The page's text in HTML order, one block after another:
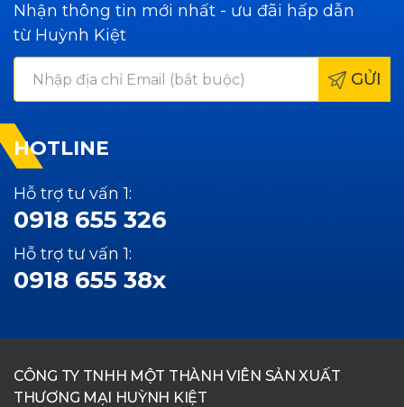
Nhận thông tin mới nhất - ưu đãi hấp dẫn
từ Huỳnh Kiệt
GỬI
HOTLINE
Hỗ trợ tư vấn 1:
0918 655 326
Hỗ trợ tư vấn 1:
0918 655 38x
CÔNG TY TNHH MỘT THÀNH VIÊN SẢN XUẤT
THƯƠNG MẠI HUỲNH KIỆT